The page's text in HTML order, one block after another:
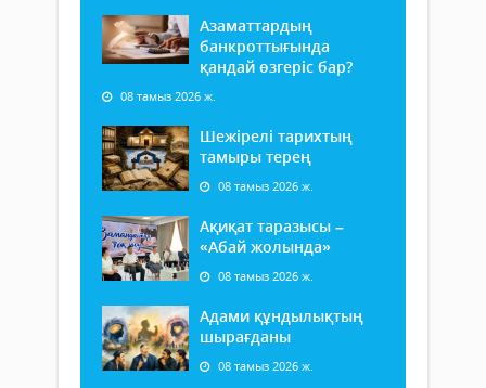
Азаматтардың
банкроттығында
қандай өзгеріс бар?
08 тамыз 2026 ж.
Шежірелі тарихтың
тамыры терең
08 тамыз 2026 ж.
Ақиқат таразысы –
«Абай жолында»
08 тамыз 2026 ж.
Адами құндылықтың
шырағданы
08 тамыз 2026 ж.